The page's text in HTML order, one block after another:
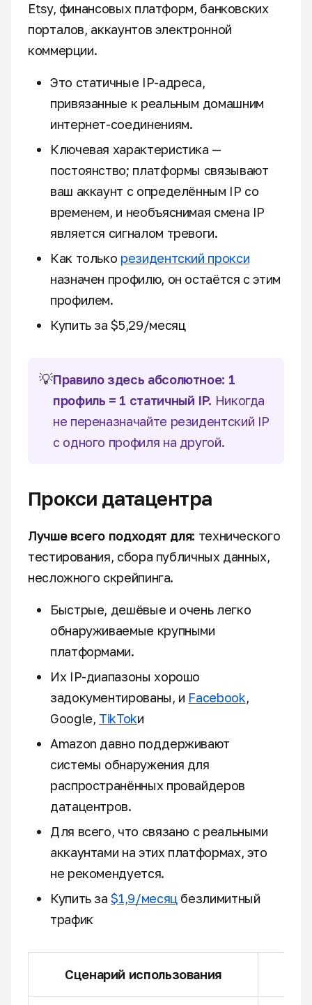
Etsy, финансовых платформ, банковских
порталов, аккаунтов электронной
коммерции.
Это статичные IP-адреса,
привязанные к реальным домашним
интернет-соединениям.
Ключевая характеристика —
постоянство; платформы связывают
ваш аккаунт с определённым IP со
временем, и необъяснимая смена IP
является сигналом тревоги.
Как только резидентский прокси
назначен профилю, он остаётся с этим
профилем.
Купить за $5,29/месяц
💡Правило здесь абсолютное: 1
профиль = 1 статичный IP. Никогда
не переназначайте резидентский IP
с одного профиля на другой.
Прокси датацентра
Лучше всего подходят для: технического
тестирования, сбора публичных данных,
несложного скрейпинга.
Быстрые, дешёвые и очень легко
обнаруживаемые крупными
платформами.
Их IP-диапазоны хорошо
задокументированы, и Facebook,
Google, TikTokи
Amazon давно поддерживают
системы обнаружения для
распространённых провайдеров
датацентров.
Для всего, что связано с реальными
аккаунтами на этих платформах, это
не рекомендуется.
Купить за$1,9/месяцбезлимитный
трафик
Сценарий использования